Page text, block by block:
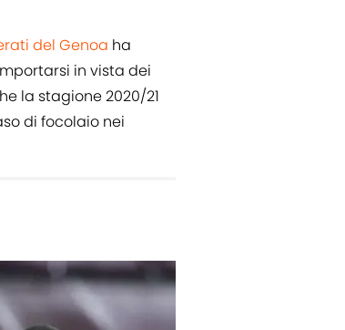
del Genoa ha
in vista dei
la stagione 2020/21
di focolaio nei